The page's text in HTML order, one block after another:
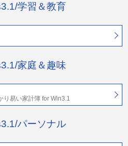
学習＆教育
家庭＆趣味
り易い家計簿 for Win3.1
パーソナル